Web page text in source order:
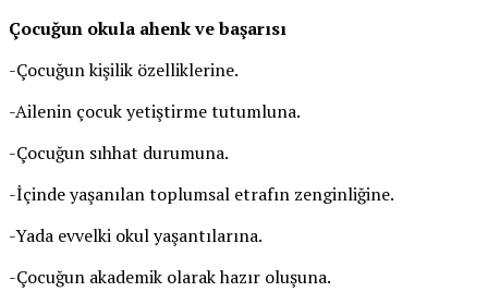
Çocuğun okula ahenk ve başarısı
-Çocuğun kişilik özelliklerine.
-Ailenin çocuk yetiştirme tutumluna.
-Çocuğun sıhhat durumuna.
-İçinde yaşanılan toplumsal etrafın zenginliğine.
-Yada evvelki okul yaşantılarına.
-Çocuğun akademik olarak hazır oluşuna.